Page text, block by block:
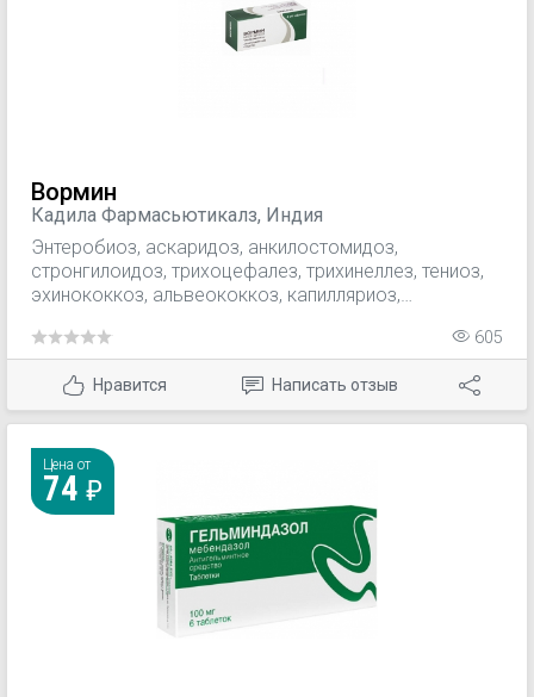
Вормин
Кадила Фармасьютикалз, Индия
Энтеробиоз, аскаридоз, анкилостомидоз,
стронгилоидоз, трихоцефалез, трихинеллез, тениоз,
эхинококкоз, альвеококкоз, капилляриоз,
605
Нравится Написать отзыв
Цена от
74